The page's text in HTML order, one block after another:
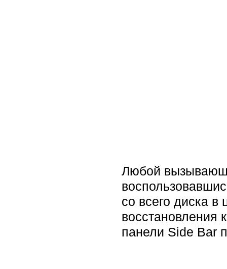
Любой
со всего диска
восстановления
панели Side Bar